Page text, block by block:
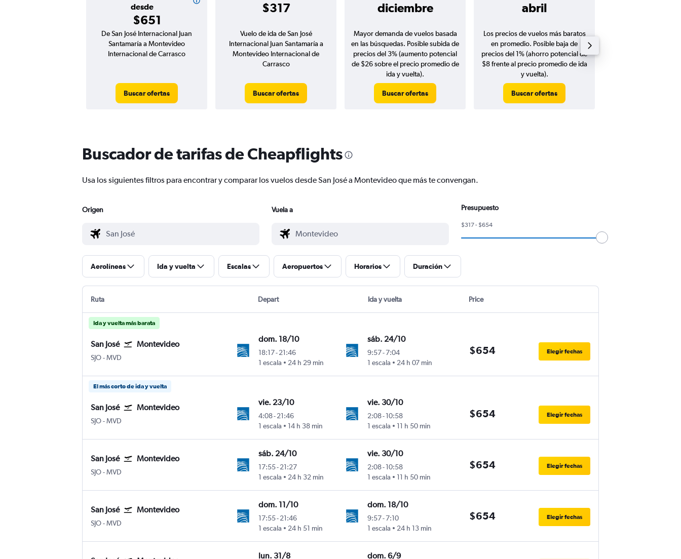
desde
$651
$317 diciembre abril
De San José Internacional Juan
Santamaría a Montevideo
Internacional de Carrasco
Buscar ofertas
Vuelo de ida de San José
Internacional Juan Santamaría a
Montevideo Internacional de
Carrasco
Buscar ofertas
Mayor demanda de vuelos basada
en las búsquedas. Posible subida de
precios del 3% (aumento potencial
de $26 sobre el precio promedio de
ida y vuelta).
Buscar ofertas
Los precios de vuelos más baratos
en promedio. Posible baja de
precios del 1% (ahorro potencial de
$8 frente al precio promedio de ida
y vuelta).
Buscar ofertas
Buscador de tarifas de Cheapflights
Usa los siguientes filtros para encontrar y comparar los vuelos desde San José a Montevideo que más te convengan.
Origen Vuela a Presupuesto
$317 - $654
Aerolíneas Ida y vuelta Escalas Aeropuertos Horarios Duración
Ruta Depart Ida y vuelta Price
Ida y vuelta más barata
San José Montevideo
SJO-MVD
dom. 18/10
18:17-21:46
1 escala
24 h 29 min
sáb. 24/10
9:57-7:04
1 escala
24 h 07 min
$654 Elegir fechas
El más corto de ida y vuelta
San José Montevideo
SJO-MVD
vie. 23/10
4:08-21:46
1 escala
14 h 38 min
vie. 30/10
2:08-10:58
1 escala
11 h 50 min
$654 Elegir fechas
San José Montevideo
SJO-MVD
sáb. 24/10
17:55-21:27
1 escala
24 h 32 min
vie. 30/10
2:08-10:58
1 escala
11 h 50 min
$654 Elegir fechas
San José Montevideo
SJO-MVD
dom. 11/10
17:55-21:46
1 escala
24 h 51 min
dom. 18/10
9:57-7:10
1 escala
24 h 13 min
$654 Elegir fechas
lun. 31/8 dom. 6/9